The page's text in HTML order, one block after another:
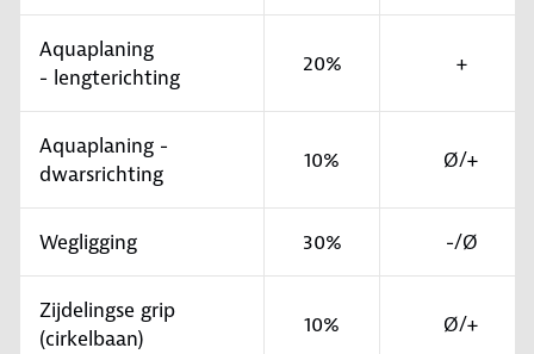
Aquaplaning
- lengterichting
20% +
Aquaplaning -
dwarsrichting
10% Ø/+
Wegligging 30% -/Ø
Zijdelingse grip
(cirkelbaan)
10% Ø/+